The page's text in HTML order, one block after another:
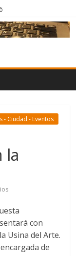
- Ciudad - Eventos
la
con
Usina del Arte.
de